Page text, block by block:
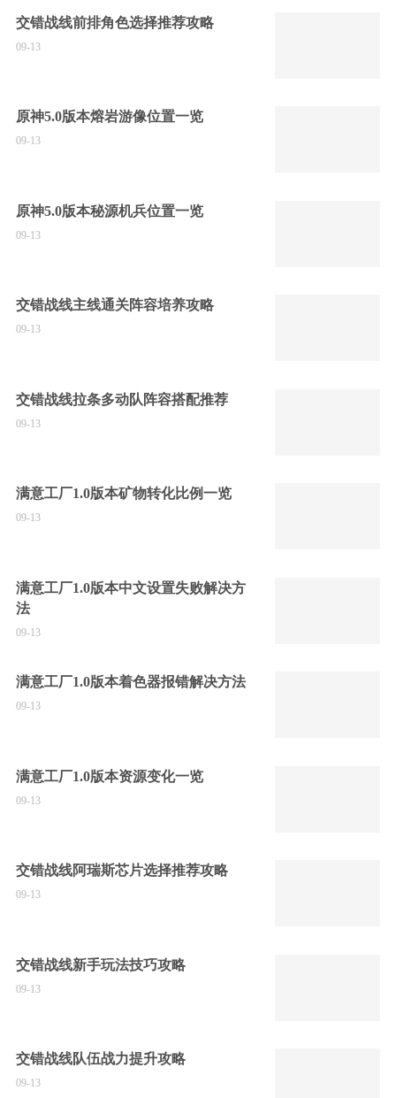
交错战线前排角色选择推荐攻略
09-13
原神5.0版本熔岩游像位置一览
09-13
原神5.0版本秘源机兵位置一览
09-13
交错战线主线通关阵容培养攻略
09-13
交错战线拉条多动队阵容搭配推荐
09-13
满意工厂1.0版本矿物转化比例一览
09-13
满意工厂1.0版本中文设置失败解决方
法
09-13
满意工厂1.0版本着色器报错解决方法
09-13
满意工厂1.0版本资源变化一览
09-13
交错战线阿瑞斯芯片选择推荐攻略
09-13
交错战线新手玩法技巧攻略
09-13
交错战线队伍战力提升攻略
09-13